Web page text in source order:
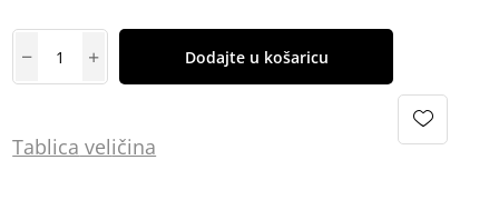
Dodajte u košaricu
Tablica veličina